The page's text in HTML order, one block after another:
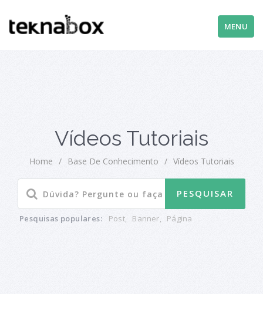
MENU
Vídeos Tutoriais
Home / Base De Conhecimento / Vídeos Tutoriais
Pesquisas populares: Post, Banner, Página